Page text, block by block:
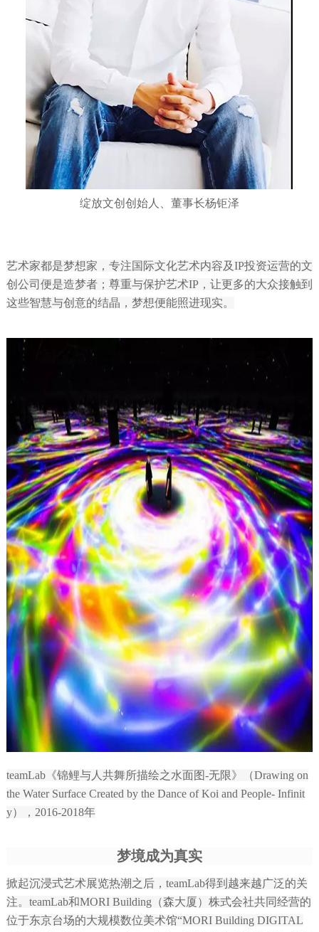
绽放文创创始人、董事长杨钜泽
艺术家都是梦想家，专注国际文化艺术内容及IP投资运营的文
创公司便是造梦者；尊重与保护艺术IP，让更多的大众接触到
这些智慧与创意的结晶，梦想便能照进现实。
teamLab《锦鲤与人共舞所描绘之水面图-无限》（Drawing on
the Water Surface Created by the Dance of Koi and People- Infinit
y），2016-2018年
梦境成为真实
掀起沉浸式艺术展览热潮之后，teamLab得到越来越广泛的关
注。teamLab和MORI Building（森大厦）株式会社共同经营的
位于东京台场的大规模数位美术馆“MORI Building DIGITAL